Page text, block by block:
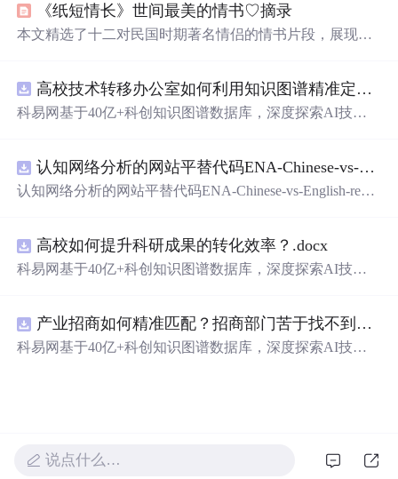
《纸短情长》世间最美的情书♡摘录
本文精选了十二对民国时期著名情侣的情书片段，展现了
载着深刻的情感与时代的印记。
高校技术转移办公室如何利用知识图谱精准定位产业需求与技术适配点？.docx
科易网基于40亿+科创知识图谱数据库，深度探索AI技术
新领域的AI+数智化解决方案，推动科技创新与产业创新
智能化发展。
认知网络分析的网站平替代码ENA-Chinese-vs-English-reproducible.zip
认知网络分析的网站平替代码ENA-Chinese-vs-English-repro
高校如何提升科研成果的转化效率？.docx
科易网基于40亿+科创知识图谱数据库，深度探索AI技术
新领域的AI+数智化解决方案，推动科技创新与产业创新
智能化发展。
产业招商如何精准匹配？招商部门苦于找不到符合产业链补链强链方向的目标企业怎么办？.docx
科易网基于40亿+科创知识图谱数据库，深度探索AI技术
说点什么…